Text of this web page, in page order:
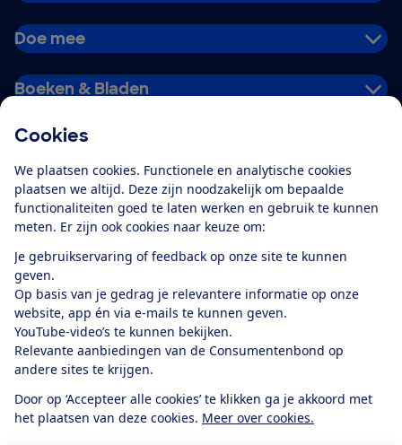
Cookies
We plaatsen cookies. Functionele en analytische cookies
plaatsen we altijd. Deze zijn noodzakelijk om bepaalde
functionaliteiten goed te laten werken en gebruik te kunnen
meten. Er zijn ook cookies naar keuze om:
Je gebruikservaring of feedback op onze site te kunnen
geven.
Op basis van je gedrag je relevantere informatie op onze
website, app én via e-mails te kunnen geven.
YouTube-video’s te kunnen bekijken.
Relevante aanbiedingen van de Consumentenbond op
andere sites te krijgen.
Door op ‘Accepteer alle cookies’ te klikken ga je akkoord met
het plaatsen van deze cookies. Meer over cookies.
Doe mee
Boeken & Bladen
Alles over de
app
Algemene Voorwaarden
Privacyverklaring
Cookiebeleid
Privacyvoorkeuren
Toegankelijkheid
RSS-feed nieuws
Facebook
TwitterInstagram
YoutubeLinkedIn
12.901consumentenbeoordelen de Consumentenbondmet gemiddeld